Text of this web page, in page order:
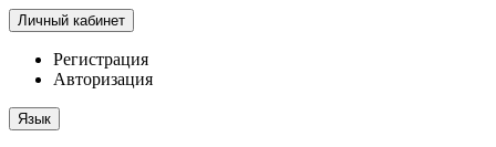
Личный кабинет
Регистрация
Авторизация
Язык